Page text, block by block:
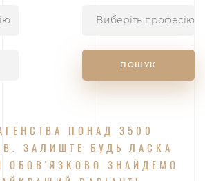
ПОШУК
ПОНАД 3500
ЗАЛИШТЕ БУДЬ ЛАСКА
ОБОВ'ЯЗКОВО ЗНАЙДЕМО